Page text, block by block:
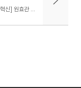
[입찰공고] [혁신] 원효관 2층 강의실 시청각기자재 장비 구입 및 설치